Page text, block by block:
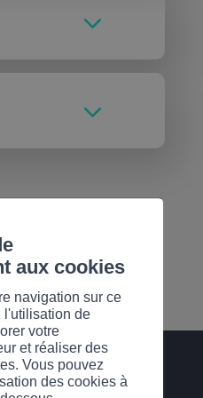
dans le
plus de
/ Non-
plusieurs
dès
mobilité
aux cookies
navigation sur ce
l'utilisation de
votre
et réaliser des
Vous pouvez
des cookies à